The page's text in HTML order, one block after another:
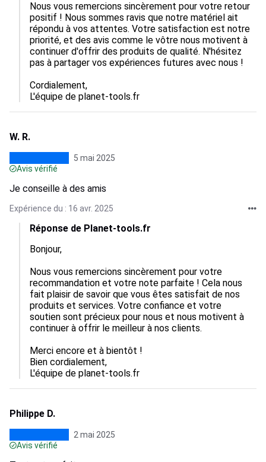
Nous vous remercions sincèrement pour votre retour
positif ! Nous sommes ravis que notre matériel ait
répondu à vos attentes. Votre satisfaction est notre
priorité, et des avis comme le vôtre nous motivent à
continuer d'offrir des produits de qualité. N'hésitez
pas à partager vos expériences futures avec nous !
Cordialement,
L'équipe de planet-tools.fr
W. R.
5 mai 2025
Avis vérifié
Je conseille à des amis
Expérience du : 16 avr. 2025
Réponse de Planet-tools.fr
Bonjour,
Nous vous remercions sincèrement pour votre
recommandation et votre note parfaite ! Cela nous
fait plaisir de savoir que vous êtes satisfait de nos
produits et services. Votre confiance et votre
soutien sont précieux pour nous et nous motivent à
continuer à offrir le meilleur à nos clients.
Merci encore et à bientôt !
Bien cordialement,
L'équipe de planet-tools.fr
Philippe D.
2 mai 2025
Avis vérifié